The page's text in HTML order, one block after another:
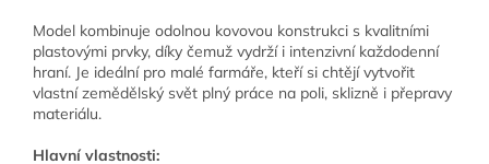
Model kombinuje odolnou kovovou konstrukci s kvalitními
plastovými prvky, díky čemuž vydrží i intenzivní každodenní
hraní. Je ideální pro malé farmáře, kteří si chtějí vytvořit
vlastní zemědělský svět plný práce na poli, sklizně i přepravy
materiálu.
Hlavní vlastnosti: